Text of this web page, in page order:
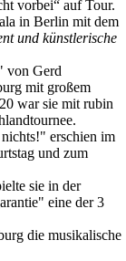
vorbei“ auf Tour.
in Berlin mit dem
und künstlerische
von Gerd
mit großem
war sie mit rubin
erschien im
und zum
sie in der
eine der 3
die musikalische